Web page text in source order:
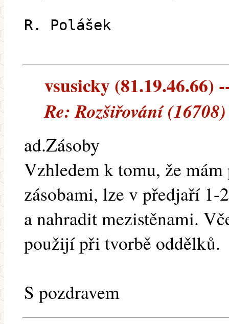
R. Polášek
vsusicky (81.19.46.66)
Re: Rozšiřování (16708)
ad.Zásoby
Vzhledem k tomu, že mám
zásobami, lze v předjaří 1-
a nahradit mezistěnami.
použijí při tvorbě oddělků.
S pozdravem